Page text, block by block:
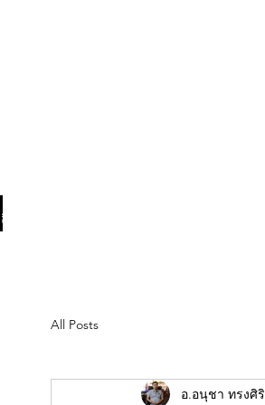
วส์
สื่อลึกวงการสงฆ์ เจาะตรงพระเครื่อง
All Posts
อ.อนุชา ทรงศิริ